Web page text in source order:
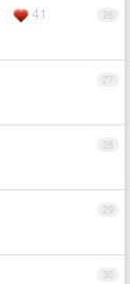
26
41
27
28
29
30